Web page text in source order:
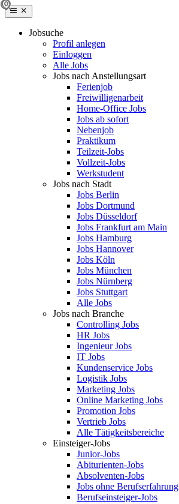
Jobsuche
Profil anlegen
Einloggen
Alle Jobs
Jobs nach Anstellungsart
Ferienjob
Freiwilligenarbeit
Home-Office Jobs
Jobs ab sofort
Nebenjob
Praktikum
Teilzeit-Jobs
Vollzeit-Jobs
Werkstudent
Jobs nach Stadt
Jobs Berlin
Jobs Dortmund
Jobs Düsseldorf
Jobs Frankfurt am Main
Jobs Hamburg
Jobs Hannover
Jobs Köln
Jobs München
Jobs Nürnberg
Jobs Stuttgart
Alle Jobs
Jobs nach Branche
Controlling Jobs
HR Jobs
Ingenieur Jobs
IT Jobs
Kundenservice Jobs
Logistik Jobs
Marketing Jobs
Online Marketing Jobs
Promotion Jobs
Vertrieb Jobs
Alle Tätigkeitsbereiche
Einsteiger-Jobs
Junior-Jobs
Abiturienten-Jobs
Absolventen-Jobs
Jobs ohne Berufserfahrung
Berufseinsteiger-Jobs